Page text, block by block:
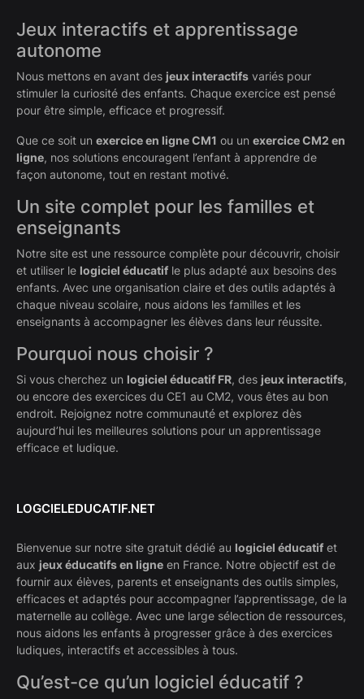
Jeux interactifs et apprentissage
autonome
Nous mettons en avant des jeux interactifs variés pour
stimuler la curiosité des enfants. Chaque exercice est pensé
pour être simple, efficace et progressif.
Que ce soit un exercice en ligne CM1 ou un exercice CM2 en
ligne, nos solutions encouragent l’enfant à apprendre de
façon autonome, tout en restant motivé.
Un site complet pour les familles et
enseignants
Notre site est une ressource complète pour découvrir, choisir
et utiliser le logiciel éducatif le plus adapté aux besoins des
enfants. Avec une organisation claire et des outils adaptés à
chaque niveau scolaire, nous aidons les familles et les
enseignants à accompagner les élèves dans leur réussite.
Pourquoi nous choisir ?
Si vous cherchez un logiciel éducatif FR, des jeux interactifs,
ou encore des exercices du CE1 au CM2, vous êtes au bon
endroit. Rejoignez notre communauté et explorez dès
aujourd’hui les meilleures solutions pour un apprentissage
efficace et ludique.
LOGCIELEDUCATIF.NET
Bienvenue sur notre site gratuit dédié au logiciel éducatif et
aux jeux éducatifs en ligne en France. Notre objectif est de
fournir aux élèves, parents et enseignants des outils simples,
efficaces et adaptés pour accompagner l’apprentissage, de la
maternelle au collège. Avec une large sélection de ressources,
nous aidons les enfants à progresser grâce à des exercices
ludiques, interactifs et accessibles à tous.
Qu’est-ce qu’un logiciel éducatif ?